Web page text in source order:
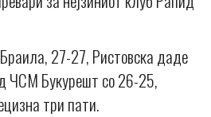
27-27, Ристовска даде
ЧСМ Букурешт со 26-25,
три пати.